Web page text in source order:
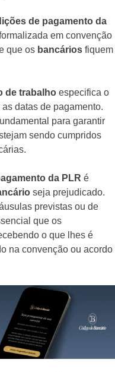
de pagamento da
em convenção
que os bancários fiquem
de trabalho especifica o
datas de pagamento.
para garantir
sendo cumpridos
da PLR é
seja prejudicado.
previstas ou de
que os
o que lhes é
na convenção ou acordo